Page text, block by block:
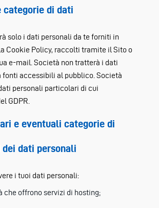
categorie di dati
solo i dati personali da te forniti in
Cookie Policy, raccolti tramite il Sito o
e-mail. Società non tratterà i dati
fonti accessibili al pubblico. Società
personali particolari di cui
GDPR.
e eventuali categorie di
dati personali
i tuoi dati personali:
che offrono servizi di hosting;